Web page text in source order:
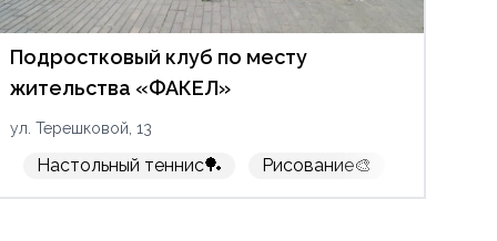
Подростковый клуб по месту
жительства «ФАКЕЛ»
ул. Терешковой, 13
Настольный теннис🏓 Рисование🎨